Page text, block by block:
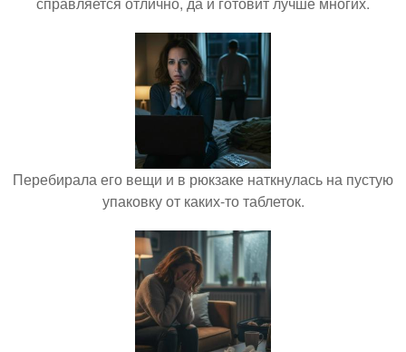
Перебирала его вещи и в рюкзаке наткнулась на пустую
упаковку от каких-то таблеток.